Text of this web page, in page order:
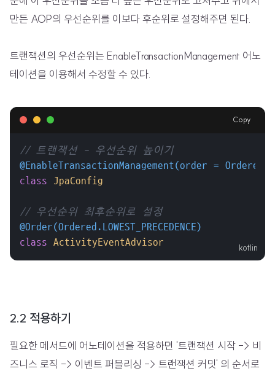
만든 AOP의 우선순위를 이보다 후순위로 설정해주면 된다.
트랜잭션의 우선순위는 EnableTransactionManagement 어노
테이션을 이용해서 수정할 수 있다.
Copy
// 트랜잭션 - 우선순위 높이기
@EnableTransactionManagement(order =
class
JpaConfig
// 우선순위 최후순위로 설정
@Order(Ordered.LOWEST_PRECEDENCE)
class
ActivityEventAdvisor
2.2 적용하기
필요한 메서드에 어노테이션을 적용하면 '트랜잭션 시작 -> 비
즈니스 로직 -> 이벤트 퍼블리싱 -> 트랜잭션 커밋' 의 순서로